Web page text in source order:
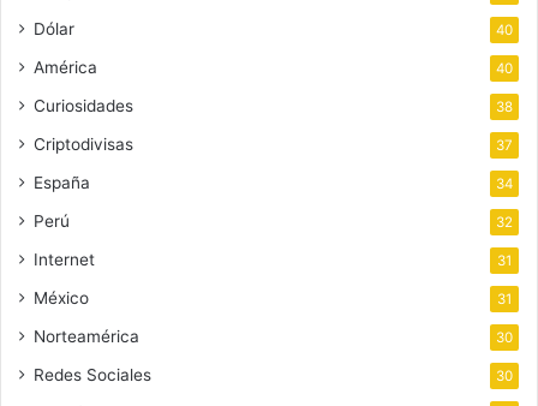
Dólar 40
América 40
Curiosidades 38
Criptodivisas 37
España 34
Perú 32
Internet 31
México 31
Norteamérica 30
Redes Sociales 30